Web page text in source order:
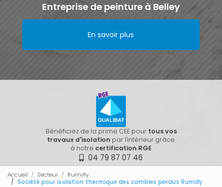
Entreprise de peinture à Belley
En savoir plus
Bénéficiez de la prime CEE pourtous vos
travaux d'isolation par l'intérieur grâce
à notre certification RGE
04 79 87 07 46
Accueil Secteur
Rumilly
Société pour isolation thermique des combles perdus Rumilly